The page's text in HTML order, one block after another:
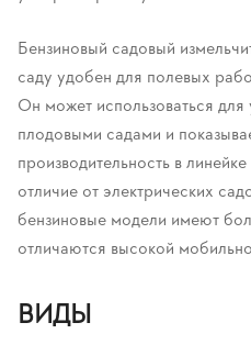
Бензиновый садовый
саду удобен для полевых
Он может использоваться
плодовыми садами и
производительность в
отличие от электрических
бензиновые модели имеют
отличаются высокой
ВИДЫ